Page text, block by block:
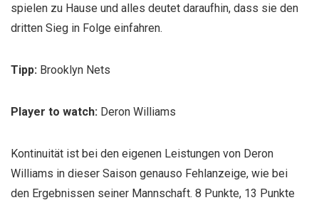
spielen zu Hause und alles deutet daraufhin, dass sie den
dritten Sieg in Folge einfahren.
Tipp: Brooklyn Nets
Player to watch: Deron Williams
Kontinuität ist bei den eigenen Leistungen von Deron
Williams in dieser Saison genauso Fehlanzeige, wie bei
den Ergebnissen seiner Mannschaft. 8 Punkte, 13 Punkte